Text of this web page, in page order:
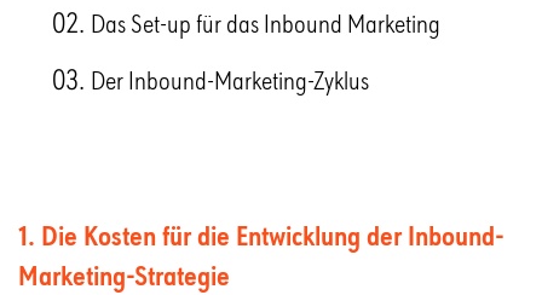
Das Set-up für das Inbound Marketing
Der Inbound-Marketing-Zyklus
1. Die Kosten für die Entwicklung der Inbound-
Marketing-Strategie